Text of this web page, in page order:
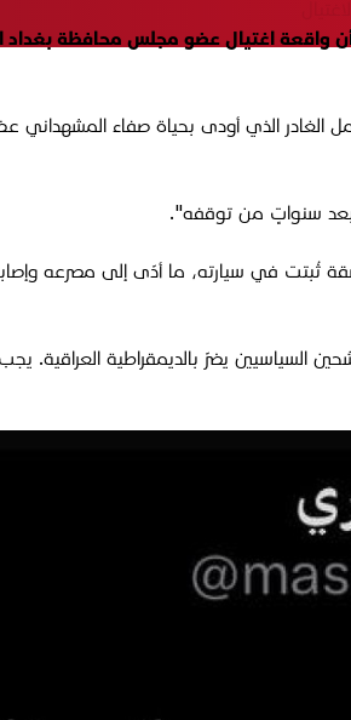
مشعان الجبوري، الأربعاء 15 تشرين الأول 2025، بشأن
الذي أودى بحياة صفاء
بعد سنواتٍ من توقفه".
تشرين الأول، إثر انفجار عبوة لاصقة ثُبتت في
السياسيين يضرّ بالديمقراطية العراقية.